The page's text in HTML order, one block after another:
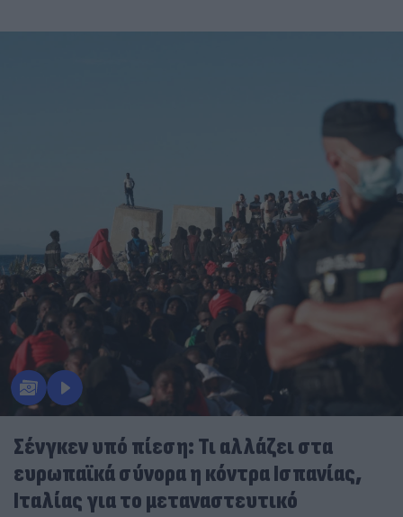
Σένγκεν υπό πίεση: Τι αλλάζει στα
ευρωπαϊκά σύνορα η κόντρα Ισπανίας,
Ιταλίας για το μεταναστευτικό